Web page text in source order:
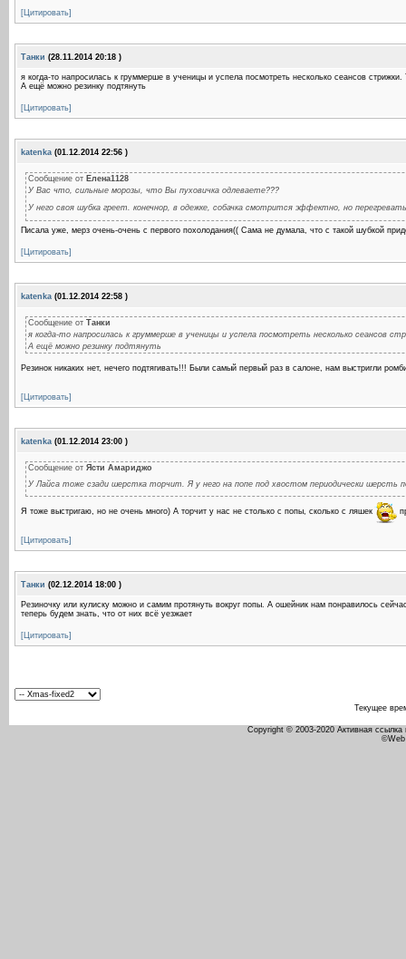
[Цитировать]
Танки (28.11.2014 20:18 )
я когда-то напросилась к груммерше в ученицы и успела посмотреть несколько сеансов
А ещё можно резинку подтянуть
[Цитировать]
katenka (01.12.2014 22:56 )
Сообщение от Елена1128
У Вас что, сильные морозы, что Вы пуховичка одлеваете???
У него своя шубка греет. конечнор, в одежке, собачка смотрится эффектно, но
Писала уже, мерз очень-очень с первого похолодания(( Сама не думала, что с такой шубкой
[Цитировать]
katenka (01.12.2014 22:58 )
Сообщение от Танки
я когда-то напросилась к груммерше в ученицы и успела посмотреть несколько сеансов
А ещё можно резинку подтянуть
Резинок никаких нет, нечего подтягивать!!! Были самый первый раз в салоне, нам выстригли
[Цитировать]
katenka (01.12.2014 23:00 )
Сообщение от Ясти Амариджо
У Лайса тоже сзади шерстка торчит. Я у него на попе под хвостом периодически
Я тоже выстригаю, но не очень много) А торчит у нас не столько с попы, сколько с ляшек
[Цитировать]
Танки (02.12.2014 18:00 )
Резиночку или кулиску можно и самим протянуть вокруг попы. А ошейник нам понравилось
теперь будем знать, что от них всё уезжает
[Цитировать]
Текущее
Copyright © 2003-2020 Активная ссылка